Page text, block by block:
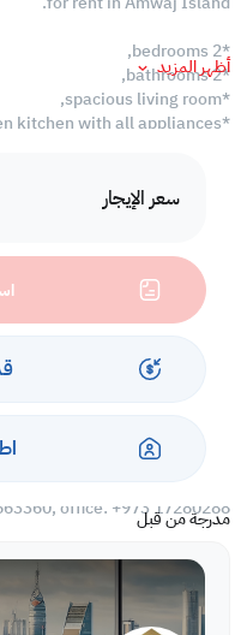
سعر الإيجار
مدرجة من قبل
*2 bedrooms,
*2 bathrooms,
*spacious living room,
*open kitchen with all appliances,
Rent: BD 350 inclusive.
Ref: IVAI5488
in different locations in
office: +973 17280288
أظهر المزيد